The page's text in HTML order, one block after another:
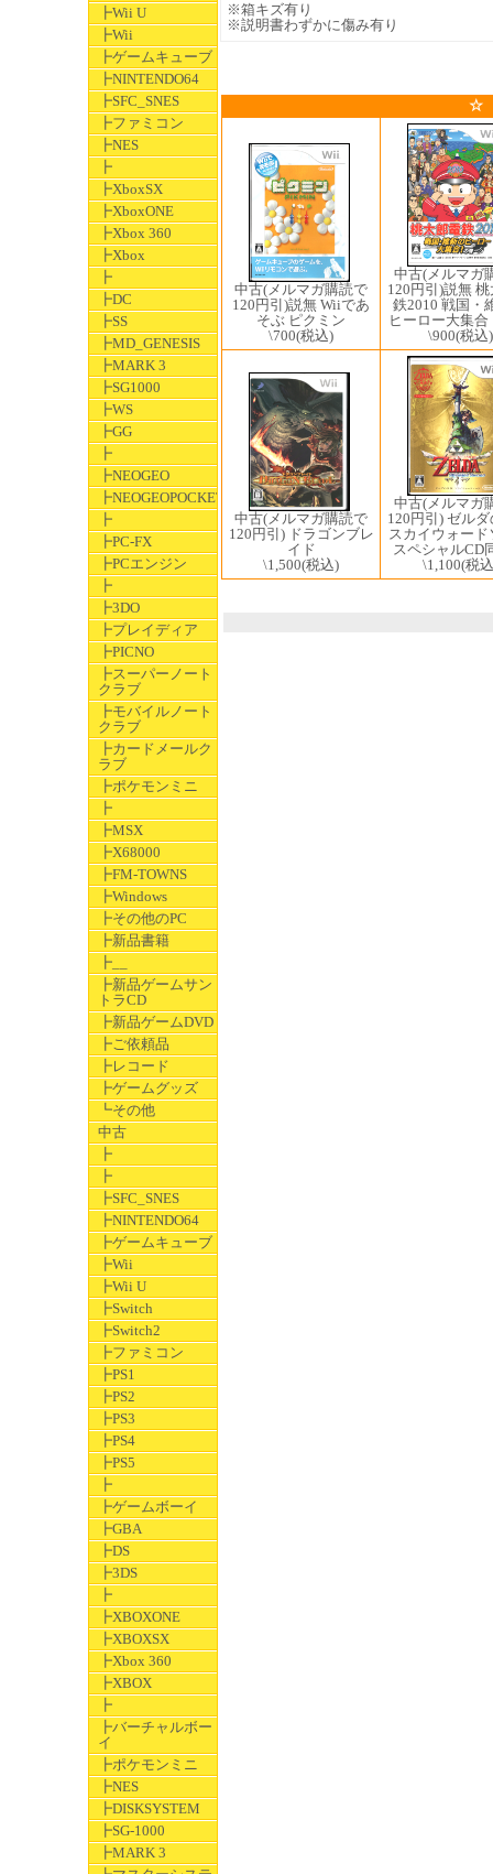
┣Wii U
┣Wii
┣ゲームキューブ
┣NINTENDO64
┣SFC_SNES
┣ファミコン
┣NES
┣
┣XboxSX
┣XboxONE
┣Xbox 360
┣Xbox
┣
┣DC
┣SS
┣MD_GENESIS
┣MARK 3
┣SG1000
┣WS
┣GG
┣
┣NEOGEO
┣NEOGEOPOCKET
┣
┣PC-FX
┣PCエンジン
┣
┣3DO
┣プレイディア
┣PICNO
┣スーパーノート
クラブ
┣モバイルノート
クラブ
┣カードメールク
ラブ
┣ポケモンミニ
┣
┣MSX
┣X68000
┣FM-TOWNS
┣Windows
┣その他のPC
┣新品書籍
┣__
┣新品ゲームサン
トラCD
┣新品ゲームDVD
┣ご依頼品
┣レコード
┣ゲームグッズ
┗その他
中古
┣
┣
┣SFC_SNES
┣NINTENDO64
┣ゲームキューブ
┣Wii
┣Wii U
┣Switch
┣Switch2
┣ファミコン
┣PS1
┣PS2
┣PS3
┣PS4
┣PS5
┣
┣ゲームボーイ
┣GBA
┣DS
┣3DS
┣
┣XBOXONE
┣XBOXSX
┣Xbox 360
┣XBOX
┣
┣バーチャルボー
イ
┣ポケモンミニ
┣NES
┣DISKSYSTEM
┣SG-1000
┣MARK 3
※箱キズ有り
※説明書わずかに傷み有り
☆
中古(メルマガ購読で
120円引)説無 Wiiであ
そぶ ピクミン
\700(税込)
中古(メルマガ
120円引)説無
鉄2010 戦国・
ヒーロー大集合
\900(税込)
中古(メルマガ購読で
120円引) ドラゴンブレ
イド
\1,500(税込)
中古(メルマガ
120円引) ゼル
スカイウォード
スペシャルCD
\1,100(税